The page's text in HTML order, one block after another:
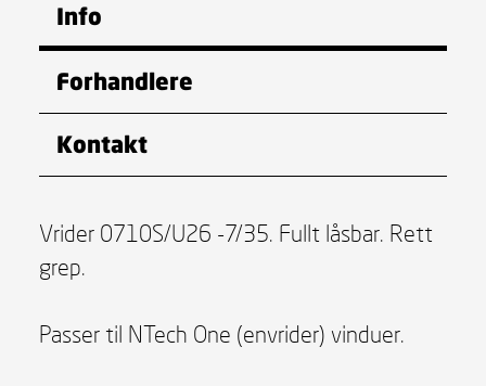
Info
Forhandlere
Kontakt
Vrider 0710S/U26 -7/35. Fullt låsbar. Rett
grep.
Passer til NTech One (envrider) vinduer.